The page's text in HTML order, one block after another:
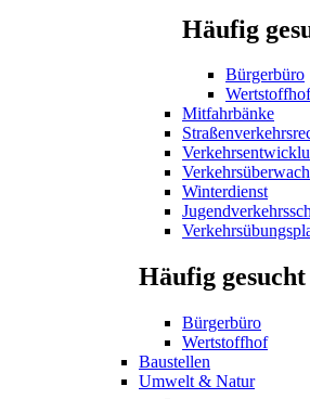
Häufig
Bürgerbüro
Wertstoffhof
Mitfahrbänke
Winterdienst
Häufig gesucht
Bürgerbüro
Wertstoffhof
Baustellen
Umwelt & Natur